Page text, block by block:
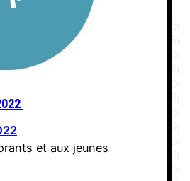
et aux jeunes